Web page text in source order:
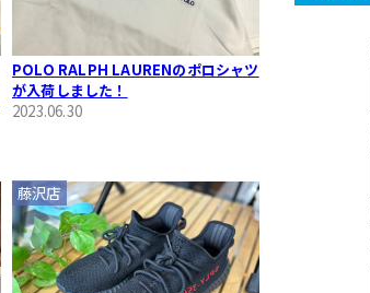
POLO RALPH LAURENのポロシャツ
が入荷しました！
2023.06.30
藤沢店